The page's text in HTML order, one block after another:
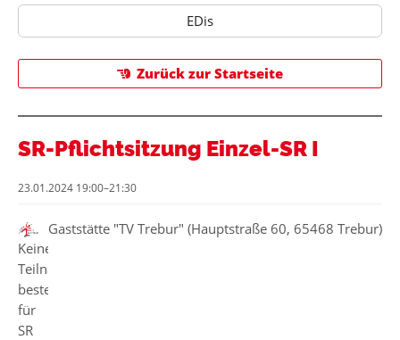
EDis
Zurück zur Startseite
SR-Pflichtsitzung Einzel-SR I
23.01.2024 19:00–21:30
Gaststätte "TV Trebur" (Hauptstraße 60, 65468 Trebur)
Keine
Teilnahmepflicht
besteht
für
SR